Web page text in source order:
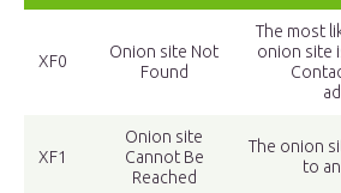
XF0
Onion site Not
Found
The most
onion site
XF1
Onion site
Cannot Be
Reached
The onion
to